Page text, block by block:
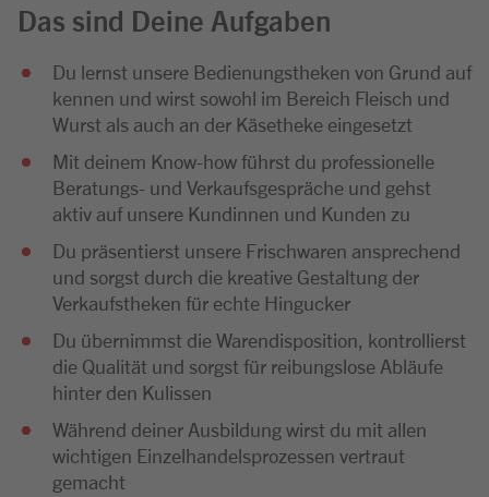
Das sind Deine Aufgaben
Du lernst unsere Bedienungstheken von Grund auf
kennen und wirst sowohl im Bereich Fleisch und
Wurst als auch an der Käsetheke eingesetzt
Mit deinem Know-how führst du professionelle
Beratungs- und Verkaufsgespräche und gehst
aktiv auf unsere Kundinnen und Kunden zu
Du präsentierst unsere Frischwaren ansprechend
und sorgst durch die kreative Gestaltung der
Verkaufstheken für echte Hingucker
Du übernimmst die Warendisposition, kontrollierst
die Qualität und sorgst für reibungslose Abläufe
hinter den Kulissen
Während deiner Ausbildung wirst du mit allen
wichtigen Einzelhandelsprozessen vertraut
gemacht